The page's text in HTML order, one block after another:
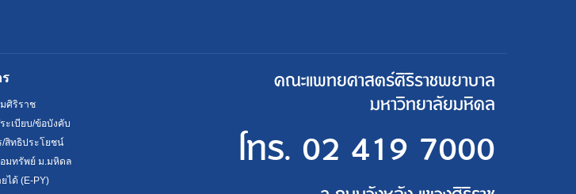
ศิริราช
ะเบียบ/ข้อบังคับ
/สิทธิประโยชน์
มทรัพย์ ม.มหิดล
ได้ (E-PY)
คณะแพทยศาสตร์ศิริราชพยาบาล
มหาวิทยาลัยมหิดล
โทร. 02 419 7000